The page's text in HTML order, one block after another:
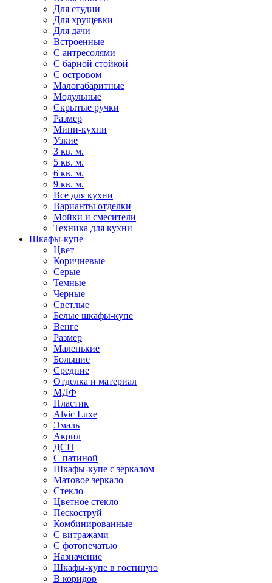
Для студии
Для хрущевки
Для дачи
Встроенные
С антресолями
С барной стойкой
С островом
Малогабаритные
Модульные
Скрытые ручки
Размер
Мини-кухни
Узкие
3 кв. м.
5 кв. м.
6 кв. м.
9 кв. м.
Все для кухни
Варианты отделки
Мойки и смесители
Техника для кухни
Шкафы-купе
Цвет
Коричневые
Серые
Темные
Черные
Светлые
Белые шкафы-купе
Венге
Размер
Маленькие
Большие
Средние
Отделка и материал
МДФ
Пластик
Alvic Luxe
Эмаль
Акрил
ДСП
С патиной
Шкафы-купе с зеркалом
Матовое зеркало
Стекло
Цветное стекло
Пескоструй
Комбинированные
С витражами
С фотопечатью
Назначение
Шкафы-купе в гостиную
В коридор